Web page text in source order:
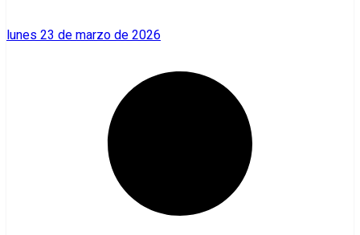
lunes 23 de marzo de 2026